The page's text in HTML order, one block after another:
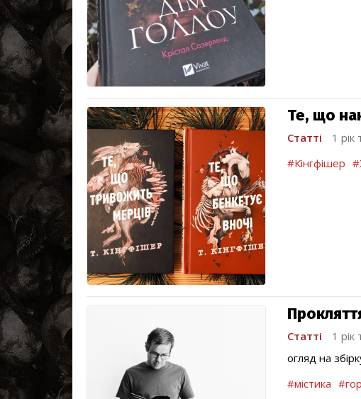
Те, що
Статті
1 рік
#Кінгфішер
Статті
1 рік
огляд на
#містика